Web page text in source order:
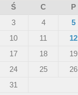
Ś C P
3 4 5
10 11 12
17 18 19
24 25 26
31